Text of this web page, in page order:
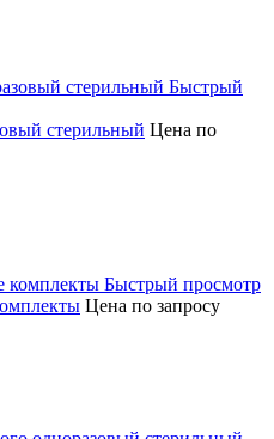
Быстрый
стерильный Цена по
Быстрый просмотр
Цена по запросу